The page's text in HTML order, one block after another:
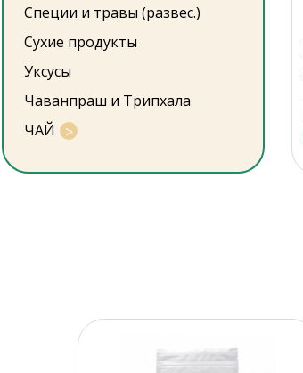
Специи и травы (развес.)
Сухие продукты
Уксусы
Чаванпраш и Трипхала
ЧАЙ